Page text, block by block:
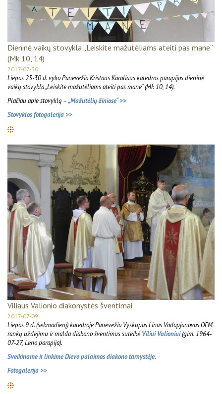
Dieninė vaikų stovykla „Leiskite mažutėliams ateiti pas mane“
(Mk 10, 14)
2017-07-30
Liepos 25-30 d. vyko Panevėžio Kristaus Karaliaus katedros parapijos dieninė
vaikų stovykla „Leiskite mažutėliams ateiti pas mane“ (Mk 10, 14).
Plačiau apie stovyklą –„Mažutėlių žiniose“ >>
Stovyklos fotogalerija >>
Viliaus Valionio diakonystės šventimai
2017-07-09
Liepos 9 d. (sekmadienį) katedroje Panevėžio Vyskupas Linas Vodopjanovas OFM
rankų uždėjimu ir malda diakono šventimus suteikė Viliui Valioniui(gim. 1964-
07-27, Lėno parapija).
Sveikiname ir linkime Dievo palaimos diakono tarnystėje.
Fotogalerija >>